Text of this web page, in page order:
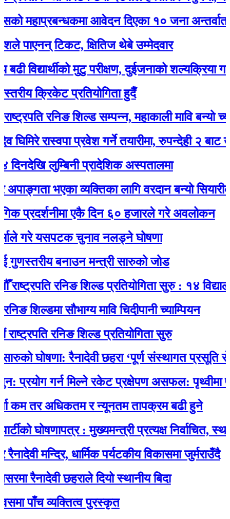
आवेदन दिएका १० जना अन्तर्वार्ताका
टिकट, क्षितिज थेबे उम्मेदवार
मुटु परीक्षण, दुईजनाको शल्यक्रिया गर्नुपर्ने
क्रिकेट प्रतियोगिता हुदैँ
रनिङ शिल्ड सम्पन्न, महाकाली मावि बन्यो
रास्वपा प्रवेश गर्ने तयारीमा, रुपन्देही २ बाट
लुम्बिनी प्रादेशिक अस्पतालमा
भएका व्यक्तिका लागि वरदान बन्यो सियारीको
एकै दिन ६० हजारले गरे अवलोकन
यसपटक चुनाव नलड्ने घोषणा
बनाउन मन्त्री सारुको जोड
रनिङ शिल्ड प्रतियोगिता सुरु : १४ विद्यालयकाे
सौभाग्य मावि चिदीपानी च्याम्पियन
रनिङ शिल्ड प्रतियोगिता सुरु
घोषणा: रैनादेवी छहरा ‘पूर्ण संस्थागत प्रसूति
गर्न मिल्ने रकेट प्रक्षेपण असफल: पृथ्वीमा फर्कने
तर अधिकतम र न्यूनतम तापक्रम बढी हुने
घोषणापत्र : मुख्यमन्त्री प्रत्यक्ष निर्वाचित, स्थानीय
मन्दिर, धार्मिक पर्यटकीय विकासमा जुर्मराउँदै
छहराले दियो स्थानीय बिदा
व्यक्तित्व पुरस्कृत